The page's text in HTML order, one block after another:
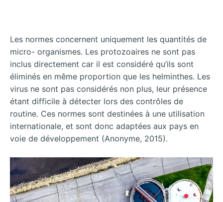
Les normes concernent uniquement les quantités de
micro- organismes. Les protozoaires ne sont pas
inclus directement car il est considéré qu’ils sont
éliminés en même proportion que les helminthes. Les
virus ne sont pas considérés non plus, leur présence
étant difficile à détecter lors des contrôles de
routine. Ces normes sont destinées à une utilisation
internationale, et sont donc adaptées aux pays en
voie de développement (Anonyme, 2015).